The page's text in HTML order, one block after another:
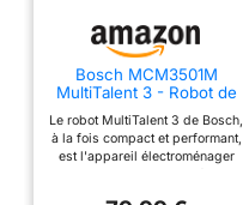
Bosch MCM3501M
MultiTalent 3 - Robot de
Blender
Le robot MultiTalent 3 de Bosch,
à la fois compact et performant,
est l'appareil électroménager